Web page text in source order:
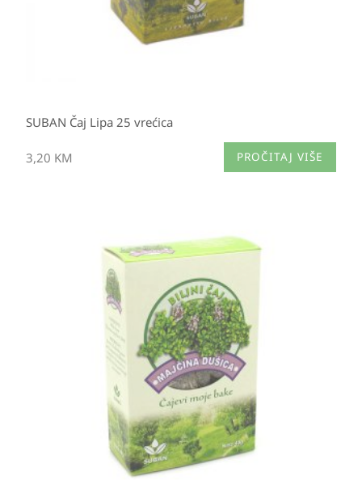
SUBAN Čaj Lipa 25 vrećica
3,20 KM PROČITAJ VIŠE